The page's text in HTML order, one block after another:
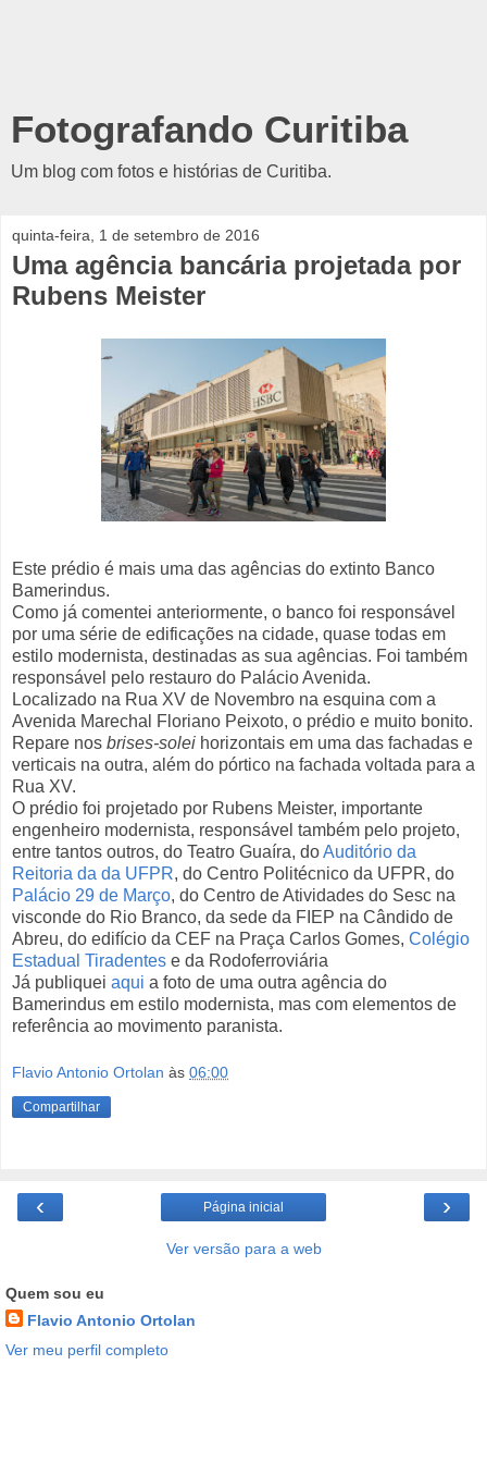
Fotografando Curitiba
Um blog com fotos e histórias de Curitiba.
quinta-feira, 1 de setembro de 2016
Uma agência bancária projetada por
Rubens Meister
Este prédio é mais uma das agências do extinto Banco
Bamerindus.
Como já comentei anteriormente, o banco foi responsável
por uma série de edificações na cidade, quase todas em
estilo modernista, destinadas as sua agências. Foi também
responsável pelo restauro do Palácio Avenida.
Localizado na Rua XV de Novembro na esquina com a
Avenida Marechal Floriano Peixoto, o prédio e muito bonito.
Repare nos brises-solei horizontais em uma das fachadas e
verticais na outra, além do pórtico na fachada voltada para a
Rua XV.
O prédio foi projetado por Rubens Meister, importante
engenheiro modernista, responsável também pelo projeto,
entre tantos outros, do Teatro Guaíra, doAuditório da
Reitoria da da UFPR, do Centro Politécnico da UFPR, do
Palácio 29 de Março, do Centro de Atividades do Sesc na
visconde do Rio Branco, da sede da FIEP na Cândido de
Abreu, do edifício da CEF na Praça Carlos Gomes, Colégio
Estadual Tiradentes e da Rodoferroviária
Já publiquei aqui a foto de uma outra agência do
Bamerindus em estilo modernista, mas com elementos de
referência ao movimento paranista.
Flavio Antonio Ortolan às 06:00
Compartilhar
‹ ›
Página inicial
Ver versão para a web
Quem sou eu
Flavio Antonio Ortolan
Ver meu perfil completo